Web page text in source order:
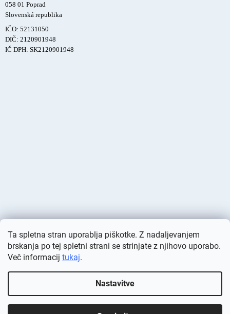
Ta spletna stran uporablja piškotke. Z nadaljevanjem
brskanja po tej spletni strani se strinjate z njihovo uporabo.
Več informacij tukaj.
Nastavitve
058 01 Poprad
Slovenská republika
IČO: 52131050
DIČ: 2120901948
IČ DPH: SK2120901948